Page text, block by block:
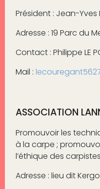
Président : Jean-Yves
Adresse : 19 Parc du
Contact : Philippe LE
Mail :
ASSOCIATION
Promouvoir les
à la carpe ;
l’éthique des
Adresse : lieu dit